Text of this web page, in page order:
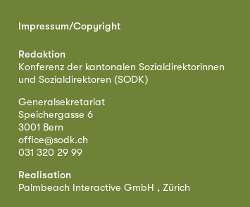
Impressum/Copyright
Redaktion
Konferenz der kantonalen Sozialdirektorinnen
und Sozialdirektoren (SODK)
Generalsekretariat
Speichergasse 6
3001 Bern
office@sodk.ch
031 320 29 99
Realisation
Palmbeach Interactive GmbH , Zürich